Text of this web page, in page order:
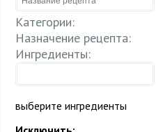
Категории:
Назначение рецепта:
Ингредиенты:
выберите ингредиенты